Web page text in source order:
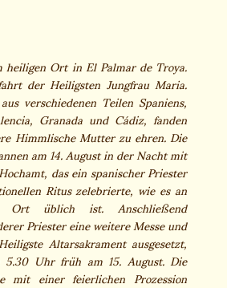
heiligen Ort in El Palmar de Troya.
der Heiligsten Jungfrau Maria.
verschiedenen Teilen Spaniens,
Granada und Cádiz, fanden
Himmlische Mutter zu ehren. Die
am 14. August in der Nacht mit
das ein spanischer Priester
Ritus zelebrierte, wie es an
Ort üblich ist. Anschließend
Priester eine weitere Messe und
Altarsakrament ausgesetzt,
Uhr früh am 15. August. Die
mit einer feierlichen Prozession